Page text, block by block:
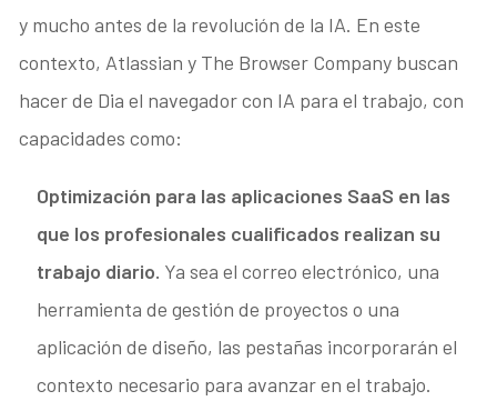
y mucho antes de la revolución de la IA. En este
contexto, Atlassian y The Browser Company buscan
hacer de Dia el navegador con IA para el trabajo, con
capacidades como:
Optimización para las aplicaciones SaaS en las
que los profesionales cualificados realizan su
trabajo diario. Ya sea el correo electrónico, una
herramienta de gestión de proyectos o una
aplicación de diseño, las pestañas incorporarán el
contexto necesario para avanzar en el trabajo.